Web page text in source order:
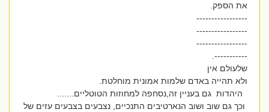
את הספק.
-----------------
-----------------
-----------------
-----------.
שלעולם אין
ולא תהייה באדם שלמות אמונית מוחלטת.
היהדות גם בעניין זה,נסחפה למחוזות הטוטליים.......
וכך גם שוב ושוב הנארטיבים התנכיים, נצבעים בצבעים עזים של